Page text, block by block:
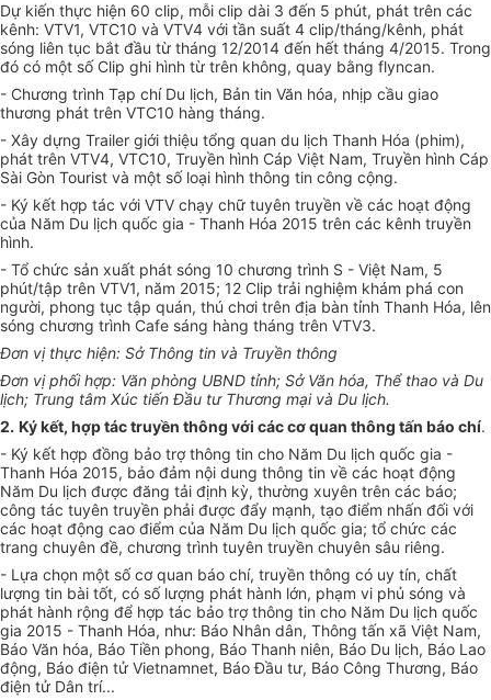
Dự kiến thực hiện 60 clip, mỗi clip dài 3 đến 5 phút, phát trên các
kênh: VTV1, VTC10 và VTV4 với tần suất 4 clip/tháng/kênh, phát
sóng liên tục bắt đầu từ tháng 12/2014 đến hết tháng 4/2015. Trong
đó có một số Clip ghi hình từ trên không, quay bằng flyncan.
- Chương trình Tạp chí Du lịch, Bản tin Văn hóa, nhịp cầu giao
thương phát trên VTC10 hàng tháng.
- Xây dựng Trailer giới thiệu tổng quan du lịch Thanh Hóa (phim),
phát trên VTV4, VTC10, Truyền hình Cáp Việt Nam, Truyền hình Cáp
Sài Gòn Tourist và một số loại hình thông tin công cộng.
- Ký kết hợp tác với VTV chạy chữ tuyên truyền về các hoạt động
của Năm Du lịch quốc gia - Thanh Hóa 2015 trên các kênh truyền
hình.
- Tổ chức sản xuất phát sóng 10 chương trình S - Việt Nam, 5
phút/tập trên VTV1, năm 2015; 12 Clip trải nghiệm khám phá con
người, phong tục tập quán, thú chơi trên địa bàn tỉnh Thanh Hóa, lên
sóng chương trình Cafe sáng hàng tháng trên VTV3.
Đơn vị thực hiện: Sở Thông tin và Truyền thông
Đơn vị phối hợp: Văn phòng UBND tỉnh; Sở Văn hóa, Thể thao và Du
lịch; Trung tâm Xúc tiến Đầu tư Thương mại và Du lịch.
2. Ký kết, hợp tác truyền thông với các cơ quan thông tấn báo chí.
- Ký kết hợp đồng bảo trợ thông tin cho Năm Du lịch quốc gia -
Thanh Hóa 2015, bảo đảm nội dung thông tin về các hoạt động
Năm Du lịch được đăng tải định kỳ, thường xuyên trên các báo;
công tác tuyên truyền phải được đẩy mạnh, tạo điểm nhấn đối với
các hoạt động cao điểm của Năm Du lịch quốc gia; tổ chức các
trang chuyên đề, chương trình tuyên truyền chuyên sâu riêng.
- Lựa chọn một số cơ quan báo chí, truyền thông có uy tín, chất
lượng tin bài tốt, có số lượng phát hành lớn, phạm vi phủ sóng và
phát hành rộng để hợp tác bảo trợ thông tin cho Năm Du lịch quốc
gia 2015 - Thanh Hóa, như: Báo Nhân dân, Thông tấn xã Việt Nam,
Báo Văn hóa, Báo Tiền phong, Báo Thanh niên, Báo Du lịch, Báo Lao
động, Báo điện tử Vietnamnet, Báo Đầu tư, Báo Công Thương, Báo
điện tử Dân trí...